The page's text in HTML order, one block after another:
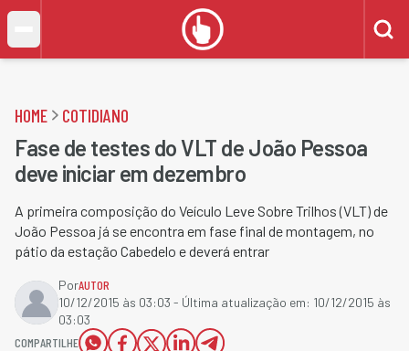
HOME COTIDIANO
Fase de testes do VLT de João Pessoa
deve iniciar em dezembro
A primeira composição do Veículo Leve Sobre Trilhos (VLT) de
João Pessoa já se encontra em fase final de montagem, no
pátio da estação Cabedelo e deverá entrar
PorAUTOR
10/12/2015 às 03:03 - Última atualização em: 10/12/2015 às
03:03
COMPARTILHE